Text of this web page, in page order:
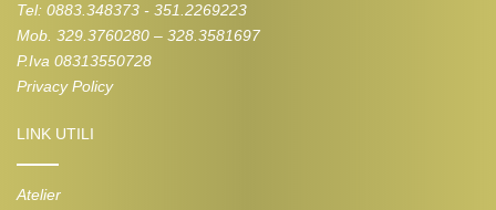
Tel: 0883.348373 - 351.2269223
Mob. 329.3760280 – 328.3581697
P.Iva 08313550728
Privacy Policy
LINK UTILI
Atelier